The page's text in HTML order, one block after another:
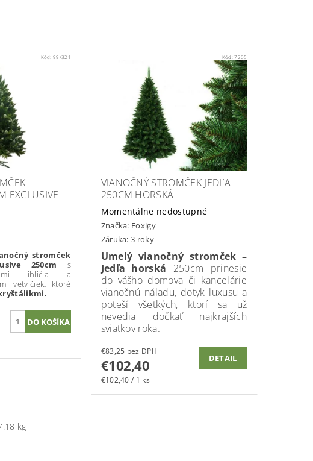
Kód:99/321
EXCLUSIVE
stromček
250cm s
ihličia a
vetvičiek, ktoré
Kód:7205
VIANOČNÝ STROMČEK JEDĽA
250CM HORSKÁ
Momentálne nedostupné
Značka: Foxigy
Záruka: 3 roky
Umelý vianočný stromček –
Jedľa horská 250cm prinesie
do vášho domova či kancelárie
vianočnú náladu, dotyk luxusu a
poteší všetkých, ktorí sa už
nevedia dočkať najkrajších
sviatkov roka.
€83,25 bez DPH
€102,40
€102,40 / 1 ks
DETAIL
kg